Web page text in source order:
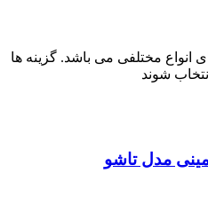
انواع مختلفی می باشد. گزینه ها
شوند